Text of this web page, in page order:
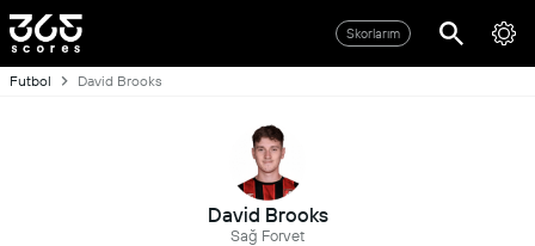
Skorlarım
Futbol David Brooks
David Brooks
Sağ Forvet